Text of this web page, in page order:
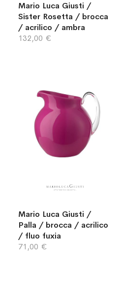
Mario Luca Giusti /
Sister Rosetta / brocca
/ acrilico / ambra
132,00 €
Mario Luca Giusti /
Palla / brocca / acrilico
/ fluo fuxia
71,00 €